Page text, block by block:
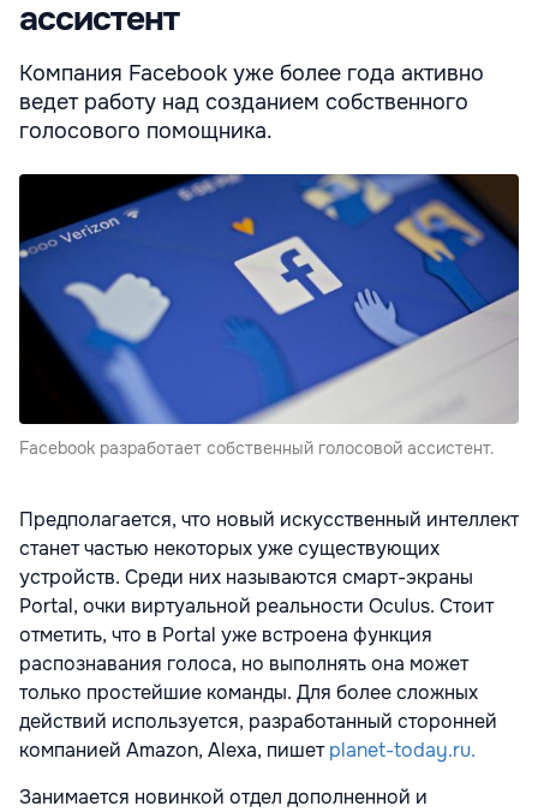
ассистент
Компания Facebook уже более года активно
ведет работу над созданием собственного
голосового помощника.
Facebook разработает собственный голосовой ассистент.
Предполагается, что новый искусственный интеллект
станет частью некоторых уже существующих
устройств. Среди них называются смарт-экраны
Portal, очки виртуальной реальности Oculus. Стоит
отметить, что в Portal уже встроена функция
распознавания голоса, но выполнять она может
только простейшие команды. Для более сложных
действий используется, разработанный сторонней
компанией Amazon, Alexa, пишетplanet-today.ru.
Занимается новинкой отдел дополненной и